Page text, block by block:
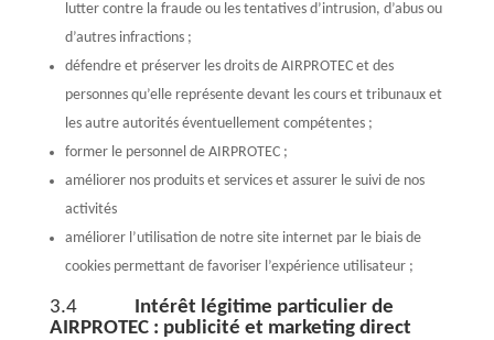
lutter contre la fraude ou les tentatives d’intrusion, d’abus ou
d’autres infractions ;
défendre et préserver les droits de AIRPROTEC et des
personnes qu’elle représente devant les cours et tribunaux et
les autre autorités éventuellement compétentes ;
former le personnel de AIRPROTEC ;
améliorer nos produits et services et assurer le suivi de nos
activités
améliorer l’utilisation de notre site internet par le biais de
cookies permettant de favoriser l’expérience utilisateur ;
3.4 Intérêt légitime particulier de
AIRPROTEC : publicité et marketing direct